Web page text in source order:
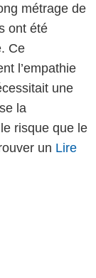
métrage de
ont été
Ce
l’empathie
une
la
risque que le
un Lire